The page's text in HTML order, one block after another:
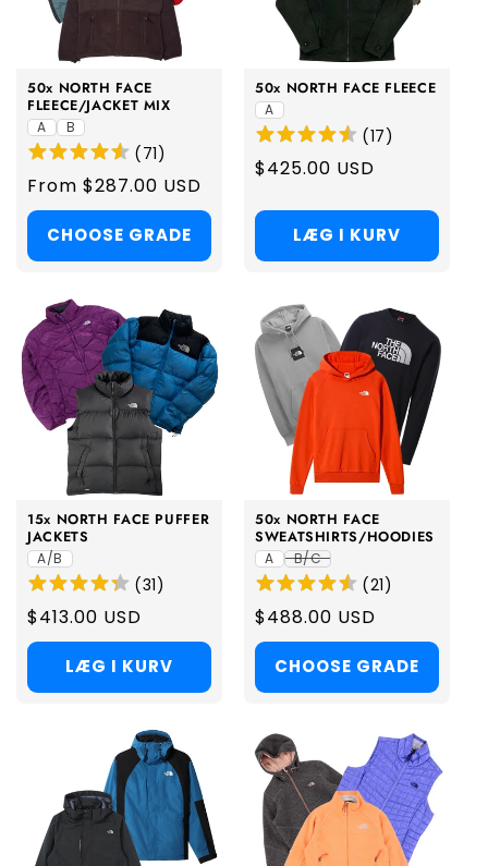
o
n
50x NORTH FACE
FLEECE/JACKET MIX
A B
(71)
Regular
price
From $287.00 USD
CHOOSE GRADE
50x NORTH FACE FLEECE
A
(17)
Regular
$425.00 USD
LÆG I KURV
15x NORTH FACE PUFFER
JACKETS
A/B
(31)
Regular
price
$413.00 USD
LÆG I KURV
50x NORTH FACE
SWEATSHIRTS/HOODIES
A B/C
(21)
Regular
price
$488.00 USD
CHOOSE GRADE